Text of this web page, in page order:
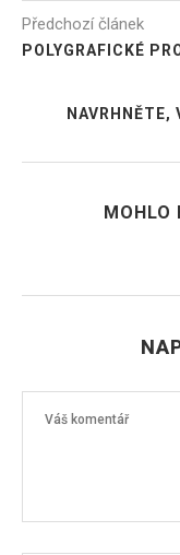
Předchozí článek
POLYGRAFICKÉ
MOHLO